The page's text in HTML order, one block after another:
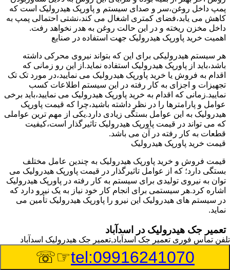
پمپ داخل روغن،سر و صدای سیستم و پاورپک هیدرولیک است که
کاهش می یابد،فضای کمتری اشغال می کند،نشتی احتمالی پمپ به
داخل مخزن ریخته و در این حالت روغن به هدر نخواهد رفت.
اهمیت خرید پاورپک هیدرولیک جهت استفاده در صنایع
هر سیستم هیدرولیکی برای این که بتواند نیروی محرکی داشته
باشد،باید از پاورپک هیدرولیک استفاده نماید.از این رو زمانی که
اقدام به فروش یا خرید پاورپک هیدرولیک می نمایید،در مورد تک تک
تجهیزات و اجزای به کار رفته در این سیستم اطلاعات کسب
نمایید.زمانی که اقدام به خرید پاورپک هیدرولیک می نمایید،باید برخی
عوامل و پارامترها را در نظر داشته باشید،چرا که قیمت پاورپک
هیدرولیک به این عوامل بستگی زیادی دارد.یکی از مهم ترین عواملی
که می تواند در قیمت پاورپک هیدرولیک تاثیرگذار است،کیفیت
قطعات به کار رفته در آن می باشد.
قیمت خرید پاورپک هیدرولیک
قیمت فروش و خرید پاورپک هیدرولیک به چندین عامل مختلف
بستگی دارد؛ که از عوامل تاثیرگذار در قیمت پاورپک هیدرولیک می
توان به نیروی تولیدی برای سیستم به کار رفته در پاورپک هیدرولیک
اشاره کرد.هر سیستمی برای انجام کار خود نیاز به یک نیرو دارد که
در سیستم های هیدرولیک این نیرو را پاورپک هیدرولیک تأمین می
نماید.
تعمیر جک هیدرولیک در اسدآباد
وسیله‎ای که با عملکرد خود موجب بلند شدن اهرم و یا وزن سنگین
در یک قسمت می گردد را جک هیدرولیک می نامند.جک هیدرولیک
تلفن تماس فوری تعمیر جک اسدآباد,تعمیر جک هیدرولیک اسدآباد
tel:09916241070
☞☏